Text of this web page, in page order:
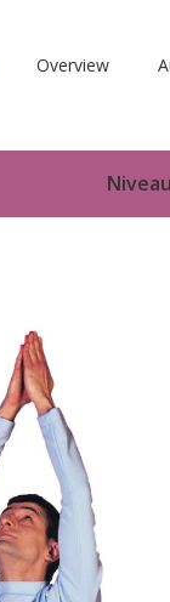
Overview